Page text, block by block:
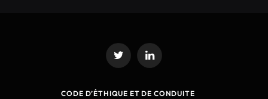
Twitter LinkedIn
CODE D’ÉTHIQUE ET DE CONDUITE